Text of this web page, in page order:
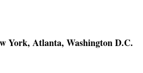
York, Atlanta, Washington D.C.